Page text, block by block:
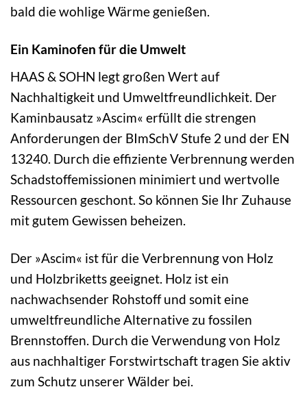
bald die wohlige Wärme genießen.
Ein Kaminofen für die Umwelt
HAAS & SOHN legt großen Wert auf
Nachhaltigkeit und Umweltfreundlichkeit. Der
Kaminbausatz »Ascim« erfüllt die strengen
Anforderungen der BImSchV Stufe 2 und der EN
13240. Durch die effiziente Verbrennung werden
Schadstoffemissionen minimiert und wertvolle
Ressourcen geschont. So können Sie Ihr Zuhause
mit gutem Gewissen beheizen.
Der »Ascim« ist für die Verbrennung von Holz
und Holzbriketts geeignet. Holz ist ein
nachwachsender Rohstoff und somit eine
umweltfreundliche Alternative zu fossilen
Brennstoffen. Durch die Verwendung von Holz
aus nachhaltiger Forstwirtschaft tragen Sie aktiv
zum Schutz unserer Wälder bei.